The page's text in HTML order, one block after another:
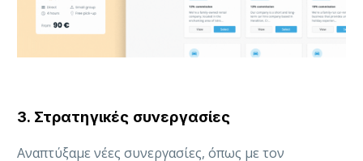
3. Στρατηγικές συνεργασίες
Αναπτύξαμε νέες συνεργασίες, όπως με τον